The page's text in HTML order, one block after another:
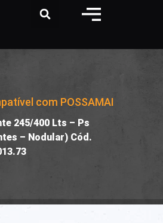
com POSSAMAI
245/400 Lts – Ps
– Nodular) Cód.